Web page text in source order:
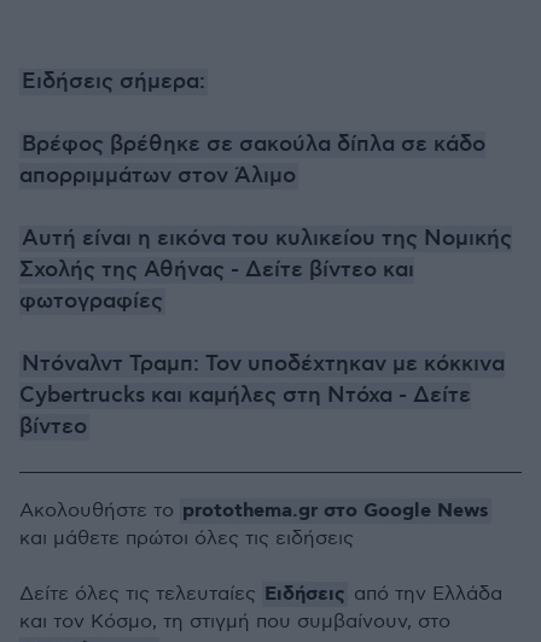
Ειδήσεις σήμερα:
Βρέφος βρέθηκε σε σακούλα δίπλα σε κάδο
απορριμμάτων στον Άλιμο
Αυτή είναι η εικόνα του κυλικείου της Νομικής
Σχολής της Αθήνας - Δείτε βίντεο και
φωτογραφίες
Ντόναλντ Τραμπ: Τον υποδέχτηκαν με κόκκινα
Cybertrucks και καμήλες στη Ντόχα - Δείτε
βίντεο
Ακολουθήστε το protothema.gr στο Google News
και μάθετε πρώτοι όλες τις ειδήσεις
Δείτε όλες τις τελευταίες Ειδήσεις από την Ελλάδα
και τον Κόσμο, τη στιγμή που συμβαίνουν, στο